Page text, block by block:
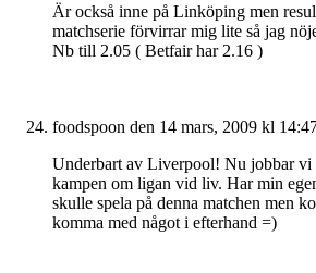
Är också inne på Linköping men
matchserie förvirrar mig lite så jag
Nb till 2.05 ( Betfair har 2.16 )
foodspoon den 14 mars, 2009 kl
Underbart av Liverpool! Nu jobbar vi
kampen om ligan vid liv. Har min
skulle spela på denna matchen men
komma med något i efterhand =)